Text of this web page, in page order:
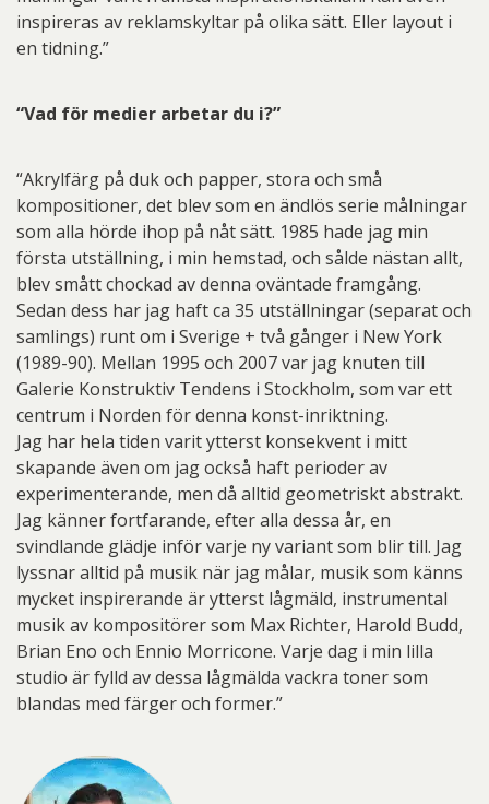
inspireras av reklamskyltar på olika sätt. Eller layout i
en tidning.”
“Vad för medier arbetar du i?”
“Akrylfärg på duk och papper, stora och små
kompositioner, det blev som en ändlös serie målningar
som alla hörde ihop på nåt sätt. 1985 hade jag min
första utställning, i min hemstad, och sålde nästan allt,
blev smått chockad av denna oväntade framgång.
Sedan dess har jag haft ca 35 utställningar (separat och
samlings) runt om i Sverige + två gånger i New York
(1989-90). Mellan 1995 och 2007 var jag knuten till
Galerie Konstruktiv Tendens i Stockholm, som var ett
centrum i Norden för denna konst-inriktning.
Jag har hela tiden varit ytterst konsekvent i mitt
skapande även om jag också haft perioder av
experimenterande, men då alltid geometriskt abstrakt.
Jag känner fortfarande, efter alla dessa år, en
svindlande glädje inför varje ny variant som blir till. Jag
lyssnar alltid på musik när jag målar, musik som känns
mycket inspirerande är ytterst lågmäld, instrumental
musik av kompositörer som Max Richter, Harold Budd,
Brian Eno och Ennio Morricone. Varje dag i min lilla
studio är fylld av dessa lågmälda vackra toner som
blandas med färger och former.”